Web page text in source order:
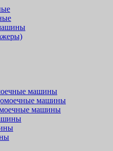
машины
машины
машины